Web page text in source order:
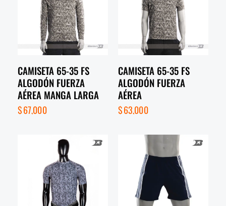
CAMISETA 65-35 FS
ALGODÓN FUERZA
AÉREA MANGA LARGA
$67,000
CAMISETA 65-35 FS
ALGODÓN FUERZA
AÉREA
$63,000